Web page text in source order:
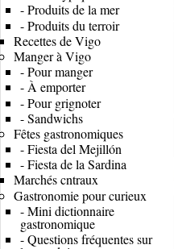
-Produits de la mer
-Produits du terroir
Recettes de Vigo
Manger à Vigo
-Pour manger
-À emporter
-Pour grignoter
-Sandwichs
Fêtes gastronomiques
-Fiesta del Mejillón
-Fiesta de la Sardina
Marchés cntraux
Gastronomie pour curieux
-Mini dictionnaire
gastronomique
-Questions fréquentes sur